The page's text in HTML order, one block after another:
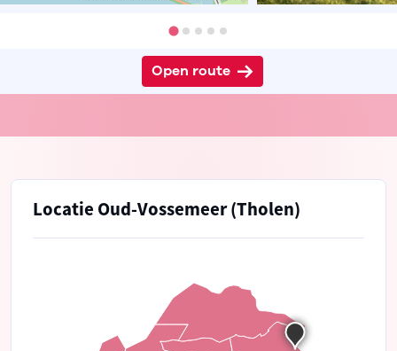
Open route
Locatie Oud-Vossemeer (Tholen)